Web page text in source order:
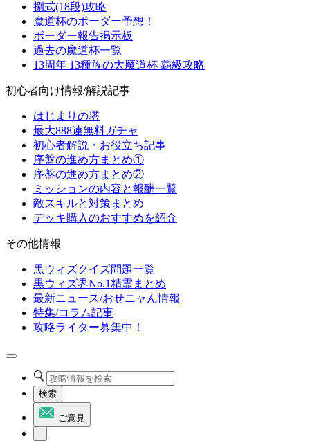
捌式(18段)攻略
魔道杯のボーダー予想！
ボーダー報告掲示板
過去の魔道杯一覧
13周年 13種族の大魔道杯 覇級攻略
初心者向け情報/解説記事
はじまりの塔
最大888連無料ガチャ
初心者解説・お役立ち記事
序盤の進め方まとめ①
序盤の進め方まとめ②
ミッションの内容と報酬一覧
敵スキルと対策まとめ
デッキ購入のおすすめを紹介
その他情報
黒ウィズクイズ問題一覧
黒ウィズ界No.1精霊まとめ
最新ニュース/おせニャん情報
特集/コラム記事
攻略ライター募集中！
検索
ご意見